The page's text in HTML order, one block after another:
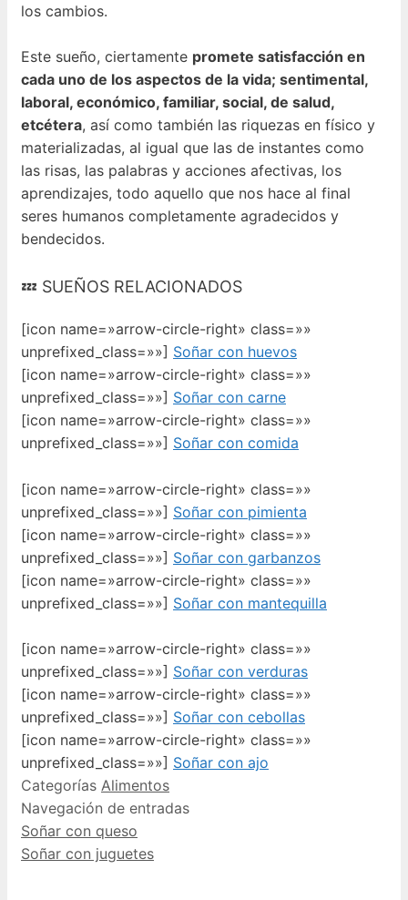
los cambios.
Este sueño, ciertamente promete satisfacción en
cada uno de los aspectos de la vida; sentimental,
laboral, económico, familiar, social, de salud,
etcétera, así como también las riquezas en físico y
materializadas, al igual que las de instantes como
las risas, las palabras y acciones afectivas, los
aprendizajes, todo aquello que nos hace al final
seres humanos completamente agradecidos y
bendecidos.
💤 SUEÑOS RELACIONADOS
[icon name=»arrow-circle-right» class=»»
unprefixed_class=»»] Soñar con huevos
[icon name=»arrow-circle-right» class=»»
unprefixed_class=»»] Soñar con carne
[icon name=»arrow-circle-right» class=»»
unprefixed_class=»»] Soñar con comida
[icon name=»arrow-circle-right» class=»»
unprefixed_class=»»] Soñar con pimienta
[icon name=»arrow-circle-right» class=»»
unprefixed_class=»»] Soñar con garbanzos
[icon name=»arrow-circle-right» class=»»
unprefixed_class=»»] Soñar con mantequilla
[icon name=»arrow-circle-right» class=»»
unprefixed_class=»»] Soñar con verduras
[icon name=»arrow-circle-right» class=»»
unprefixed_class=»»] Soñar con cebollas
[icon name=»arrow-circle-right» class=»»
unprefixed_class=»»] Soñar con ajo
Categorías Alimentos
Navegación de entradas
Soñar con queso
Soñar con juguetes